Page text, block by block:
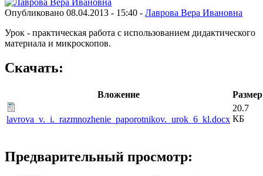
Опубликовано 08.04.2013 - 15:40 - Лаврова Вера Ивановна
Урок - практическая работа с использованием дидактического
материала и микроскопов.
Скачать:
Вложение Размер
lavrova_v._i._razmnozhenie_paporotnikov._urok_6_kl.docx
20.7
КБ
Предварительный просмотр: